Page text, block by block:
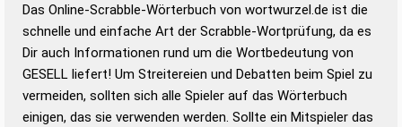
Wortwurzel liefert mit Hilfe eines semantischen
Wortanalyse-Algorithmus gute Anhaltspunkte zu
Wortbedeutung, Worttrennung und Wortform, um die
Gültigkeit eines Wortes für das Scrabble-Spiel zu
bestimmen!
zugelassene Turnier Scrabble-
Das Online-Scrabble-Wörterbuch von wortwurzel.de ist die
schnelle und einfache Art der Scrabble-Wortprüfung, da es
Dir auch Informationen rund um die Wortbedeutung von
GESELL liefert! Um Streitereien und Debatten beim Spiel zu
vermeiden, sollten sich alle Spieler auf das Wörterbuch
einigen, das sie verwenden werden. Sollte ein Mitspieler das